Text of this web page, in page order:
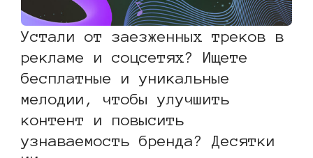
Устали от заезженных треков в
рекламе и соцсетях? Ищете
бесплатные и уникальные
мелодии, чтобы улучшить
контент и повысить
узнаваемость бренда? Десятки